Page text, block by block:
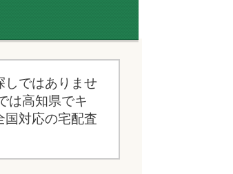
ではありませ
は高知県でキ
国対応の宅配査